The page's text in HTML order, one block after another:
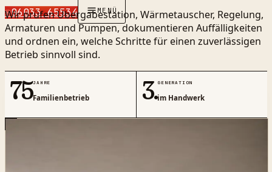
☏06033 65534 MENÜ
Wir prüfen Übergabestation, Wärmetauscher, Regelung,
Armaturen und Pumpen, dokumentieren Auffälligkeiten
und ordnen ein, welche Schritte für einen zuverlässigen
Betrieb sinnvoll sind.
75JAHRE
Familienbetrieb 3.GENERATION
im Handwerk